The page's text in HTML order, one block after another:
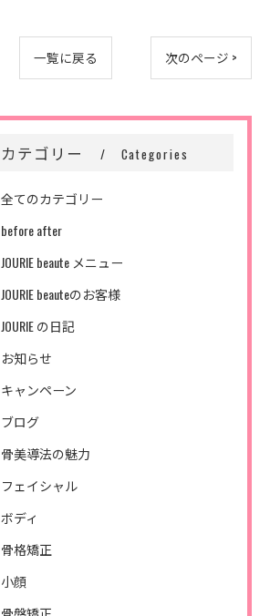
一覧に戻る 次のページ >
カテゴリー Categories
全てのカテゴリー
before after
JOURIE beaute メニュー
JOURIE beauteのお客様
JOURIE の日記
お知らせ
キャンペーン
ブログ
骨美導法の魅力
フェイシャル
ボディ
骨格矯正
小顔